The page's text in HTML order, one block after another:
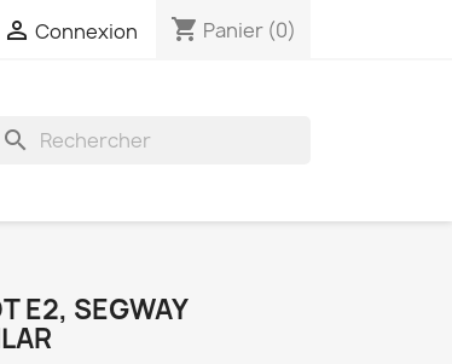
 Connexion shopping_cart Panier (0)
search
E2, SEGWAY